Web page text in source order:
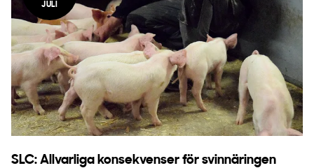
JULI
SLC: Allvarliga konsekvenser för svinnäringen